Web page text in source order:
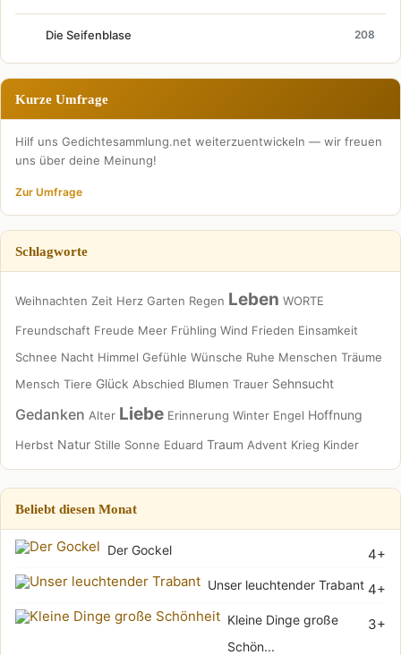
Die Seifenblase 208
Kurze Umfrage
Hilf uns Gedichtesammlung.net weiterzuentwickeln — wir freuen
uns über deine Meinung!
Zur Umfrage
Schlagworte
Weihnachten Zeit Herz Garten Regen Leben WORTE
Freundschaft Freude Meer Frühling Wind Frieden Einsamkeit
Schnee Nacht Himmel Gefühle Wünsche Ruhe Menschen Träume
Mensch Tiere Glück Abschied Blumen Trauer Sehnsucht
Gedanken Alter Liebe Erinnerung Winter Engel Hoffnung
Herbst Natur Stille Sonne Eduard Traum Advent Krieg Kinder
Beliebt diesen Monat
4+
Der Gockel
4+
Unser leuchtender Trabant
3+
Kleine Dinge große
Schön...